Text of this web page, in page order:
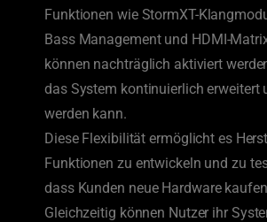
Funktionen wie StormXT-
Bass Management und HDMI-
können nachträglich aktiviert
das System kontinuierlich erweitert
werden kann.
Diese Flexibilität ermöglicht es
Funktionen zu entwickeln und zu
dass Kunden neue Hardware
Gleichzeitig können Nutzer ihr